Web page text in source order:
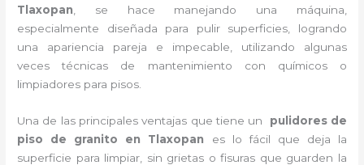
Tlaxopan , se hace manejando una máquina,
especialmente diseñada para pulir superficies, logrando
una apariencia pareja e impecable, utilizando algunas
veces técnicas de mantenimiento con químicos o
limpiadores para pisos.
Una de las principales ventajas que tiene un pulidores de
piso de granito en Tlaxopan es lo fácil que deja la
superficie para limpiar, sin grietas o fisuras que guarden la